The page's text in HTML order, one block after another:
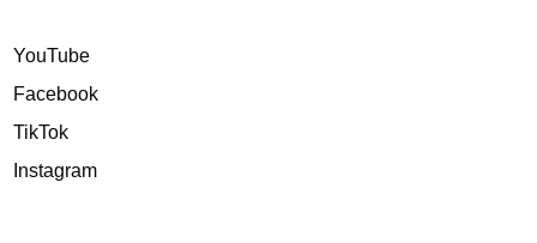
YouTube
Facebook
TikTok
Instagram